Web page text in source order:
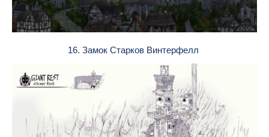
16. Замок Старков Винтерфелл